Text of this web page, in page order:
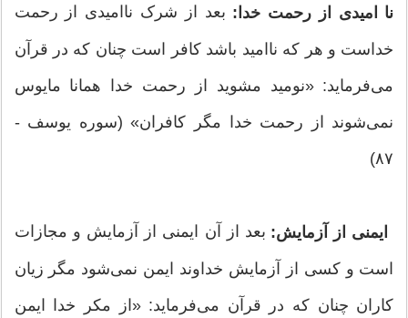
نا امیدی از رحمت خدا: بعد از شرک ناامیدی از رحمت
خداست و هر که ناامید باشد کافر است چنان که در قرآن
می‌فرماید: «نومید مشوید از رحمت خدا همانا مایوس
نمی‌شوند از رحمت خدا مگر کافران» (سوره یوسف -
۸۷)
ایمنی از آزمایش: بعد از آن ایمنی از آزمایش و مجازات
است و کسی از آزمایش خداوند ایمن نمی‌شود مگر زیان
کاران چنان که در قرآن می‌فرماید: «از مکر خدا ایمن